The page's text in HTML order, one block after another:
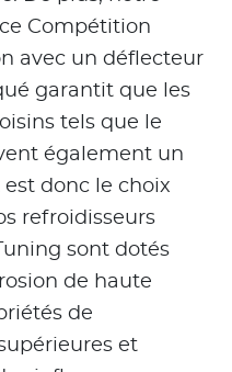
Compétition
avec un déflecteur
garantit que les
tels que le
également un
est donc le choix
refroidisseurs
sont dotés
de haute
de
et